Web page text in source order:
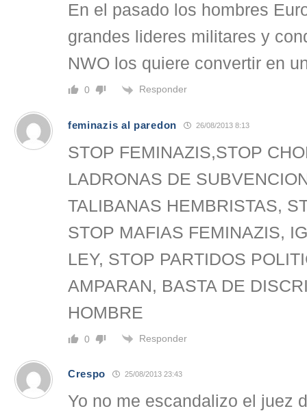
En el pasado los hombres
grandes lideres militares y
NWO los quiere convertir en
0 Responder
feminazis al paredon 26/08/2013 8:13
STOP FEMINAZIS,STOP
LADRONAS DE
TALIBANAS HEMBRISTAS,
STOP MAFIAS FEMINAZIS,
LEY, STOP PARTIDOS
AMPARAN, BASTA DE
HOMBRE
0 Responder
Crespo 25/08/2013 23:43
Yo no me escandalizo el juez